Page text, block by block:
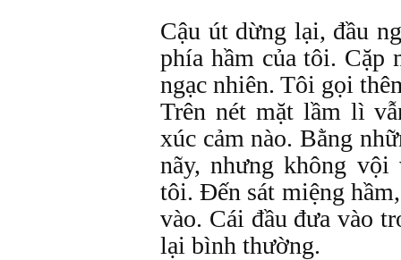
Cậu út dừng lại, đầu
phía hầm của tôi. Cặp
ngạc nhiên. Tôi gọi
Trên nét mặt lầm lì
xúc cảm nào. Bằng
nãy, nhưng không
tôi. Đến sát miệng
vào. Cái đầu đưa vào
lại bình thường.